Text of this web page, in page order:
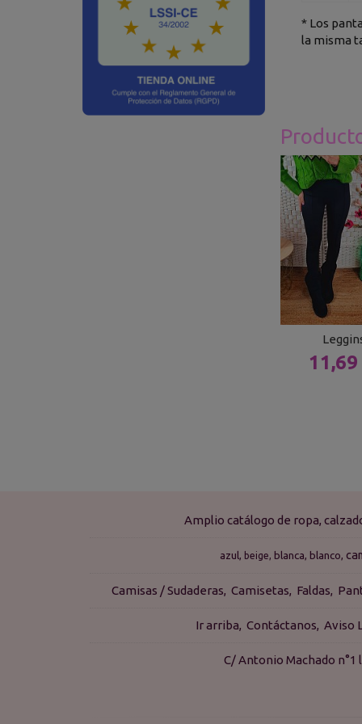
* Los
la misma
Amplio catálogo de ropa,
azul beige blanca blanco
Camisas / Sudaderas Camisetas Faldas
Ir arriba Contáctanos Aviso
C/ Antonio Machado n°1